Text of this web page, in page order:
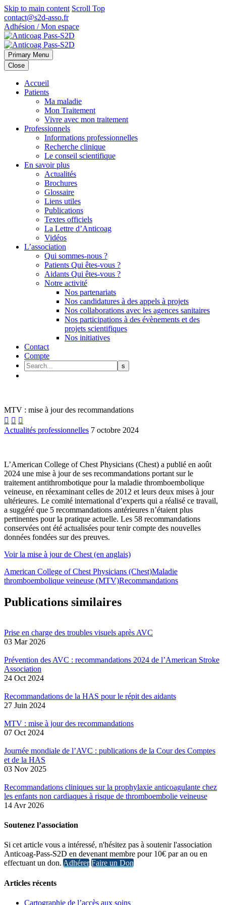
Skip to main content Scroll Top
contact@s2d-asso.fr
Adhésion / Mon espace
Primary Menu
Close
Accueil
Patients
Ma maladie
Mon Traitement
Vivre avec mon traitement
Professionnels
Informations professionnelles
Recherche clinique
Le conseil scientifique
En savoir plus
Actualités
Brochures
Glossaire
Liens utiles
Publications
Textes officiels
La Lettre d’Anticoag
Vidéos
L’association
Qui sommes-nous ?
Patients Qui êtes-vous ?
Aidants Qui êtes-vous ?
Notre activité
Nos partenariats
Nos candidatures à des appels à projets
Nos collaborations avec les agences sanitaires
Nos participations à des évènements et des
projets scientifiques
Nos initiatives
Contact
Compte
MTV : mise à jour des recommandations
  
Actualités professionnelles 7 octobre 2024
L’American College of Chest Physicians (Chest) a publié en août
2024 une mise à jour de ses recommandations portant sur le
traitement antithrombotique pour la maladie thromboembolique
veineuse, en réexaminant celles de 2012 et leurs deux mises à jour
ultérieures. Le comité international d’experts qui a réalisé ce travail,
a suggéré que 5 recommandations antérieures n’étaient plus
pertinentes pour la pratique actuelle. Les 58 recommandations
conservées ont été actualisées pour tenir compte des nouvelles
données fondées sur des preuves.
Voir la mise à jour de Chest (en anglais)
American College of Chest Physicians (Chest)Maladie
thromboembolique veineuse (MTV)Recommandations
Publications similaires
Prise en charge des troubles visuels après AVC
03 Mar 2026
Prévention des AVC : recommandations 2024 de l’American Stroke
Association
24 Oct 2024
Recommandations de la HAS pour le répit des aidants
27 Juin 2024
MTV : mise à jour des recommandations
07 Oct 2024
Journée mondiale de l’AVC : publications de la Cour des Comptes
et de la HAS
03 Nov 2025
Recommandations cliniques sur la prophylaxie anticoagulante chez
les enfants non cardiaques à risque de thromboembolie veineuse
14 Avr 2026
Soutenez l’association
Si cet article vous a intéressé, n'hésitez pas à soutenir l'association
Anticoag-Pass-S2D en devenant membre pour 10€ par an ou en
effectuant un don. Adhérer Faire un Don
Articles récents
Cartographie de l’accès aux soins